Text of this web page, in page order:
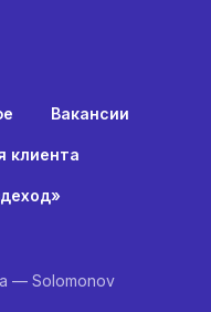
Вакансии
клиента
— Solomonov